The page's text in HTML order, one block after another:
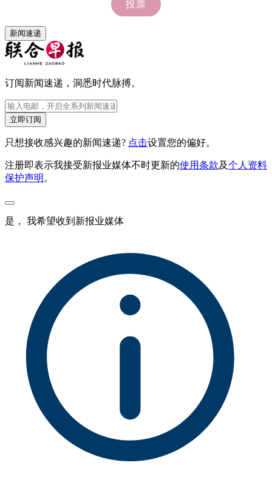
新闻速递
订阅新闻速递，洞悉时代脉搏。
立即订阅
只想接收感兴趣的新闻速递? 点击设置您的偏好。
注册即表示我接受新报业媒体不时更新的使用条款及个人资料
保护声明。
是， 我希望收到新报业媒体